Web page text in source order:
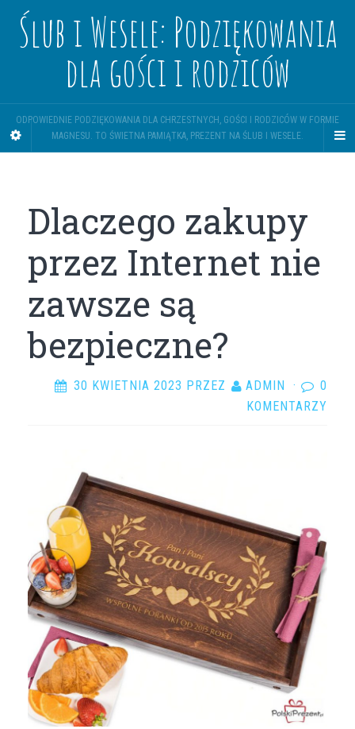
Ślub i Wesele: Podziękowania
dla gości i rodziców
ODPOWIEDNIE PODZIĘKOWANIA DLA CHRZESTNYCH, GOŚCI I RODZICÓW W FORMIE
MAGNESU. TO ŚWIETNA PAMIĄTKA, PREZENT NA ŚLUB I WESELE.
Dlaczego zakupy
przez Internet nie
zawsze są
bezpieczne?
30 KWIETNIA 2023 PRZEZ ADMIN ·
0
KOMENTARZY